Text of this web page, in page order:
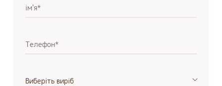
ім'я*
Телефон*
Виберіть виріб